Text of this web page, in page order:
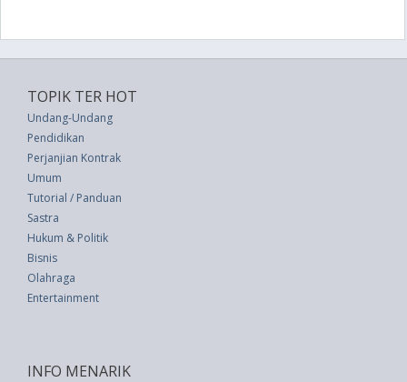
TOPIK TER HOT
Undang-Undang
Pendidikan
Perjanjian Kontrak
Umum
Tutorial / Panduan
Sastra
Hukum & Politik
Bisnis
Olahraga
Entertainment
INFO MENARIK